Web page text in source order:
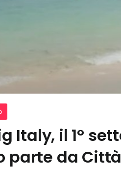
Italy, il 1°
parte da